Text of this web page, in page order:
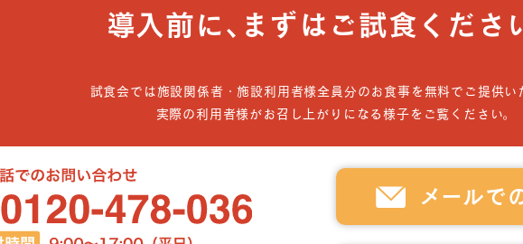
導入前に､まずはご試食くださ
試食会では施設関係者・施設利用者様全員分のお食事を無料でご提供い
実際の利用者様がお召し上がりになる様子をご覧ください。
メールで